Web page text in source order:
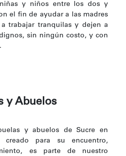
y niños entre los dos y
el fin de ayudar a las madres
trabajar tranquilas y dejen a
sin ningún costo, y con
y Abuelos
y abuelos de Sucre en
creado para su encuentro,
es parte de nuestro